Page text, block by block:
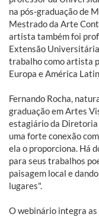
na pós-graduação de
Mestrado da Arte
artista também foi
Extensão
trabalho como artista
Europa e América
Fernando Rocha,
graduação em Artes
estagiário da Diretoria
uma forte conexão
ela o proporciona. Há
para seus trabalhos
paisagem local e
lugares".
O webinário integra